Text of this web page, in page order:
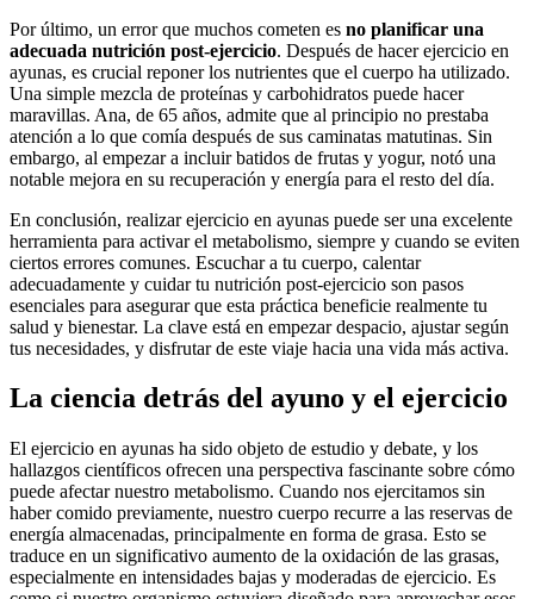
Por último, un error que muchos cometen es no planificar una
adecuada nutrición post-ejercicio. Después de hacer ejercicio en
ayunas, es crucial reponer los nutrientes que el cuerpo ha utilizado.
Una simple mezcla de proteínas y carbohidratos puede hacer
maravillas. Ana, de 65 años, admite que al principio no prestaba
atención a lo que comía después de sus caminatas matutinas. Sin
embargo, al empezar a incluir batidos de frutas y yogur, notó una
notable mejora en su recuperación y energía para el resto del día.
En conclusión, realizar ejercicio en ayunas puede ser una excelente
herramienta para activar el metabolismo, siempre y cuando se eviten
ciertos errores comunes. Escuchar a tu cuerpo, calentar
adecuadamente y cuidar tu nutrición post-ejercicio son pasos
esenciales para asegurar que esta práctica beneficie realmente tu
salud y bienestar. La clave está en empezar despacio, ajustar según
tus necesidades, y disfrutar de este viaje hacia una vida más activa.
La ciencia detrás del ayuno y el ejercicio
El ejercicio en ayunas ha sido objeto de estudio y debate, y los
hallazgos científicos ofrecen una perspectiva fascinante sobre cómo
puede afectar nuestro metabolismo. Cuando nos ejercitamos sin
haber comido previamente, nuestro cuerpo recurre a las reservas de
energía almacenadas, principalmente en forma de grasa. Esto se
traduce en un significativo aumento de la oxidación de las grasas,
especialmente en intensidades bajas y moderadas de ejercicio. Es